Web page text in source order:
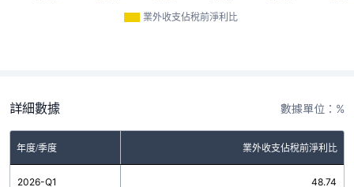
業外收支佔稅前淨利比
詳細數據 數據單位：%
年度/季度 業外收支佔稅前淨利比
2026-Q1 48.74